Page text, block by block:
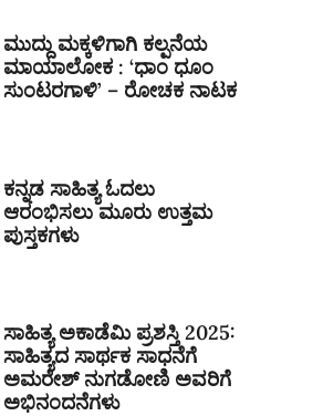
ಮುದ್ದು ಮಕ್ಕಳಿಗಾಗಿ ಕಲ್ಪನೆಯ
ಮಾಯಾಲೋಕ : ‘ಧಾಂ ಧೂಂ
ಸುಂಟರಗಾಳಿ’ – ರೋಚಕ ನಾಟಕ
ಕನ್ನಡ ಸಾಹಿತ್ಯ ಓದಲು
ಆರಂಭಿಸಲು ಮೂರು ಉತ್ತಮ
ಪುಸ್ತಕಗಳು
ಸಾಹಿತ್ಯ ಅಕಾಡೆಮಿ ಪ್ರಶಸ್ತಿ 2025:
ಸಾಹಿತ್ಯದ ಸಾರ್ಥಕ ಸಾಧನೆಗೆ
ಅಮರೇಶ್ ನುಗಡೋಣಿ ಅವರಿಗೆ
ಅಭಿನಂದನೆಗಳು